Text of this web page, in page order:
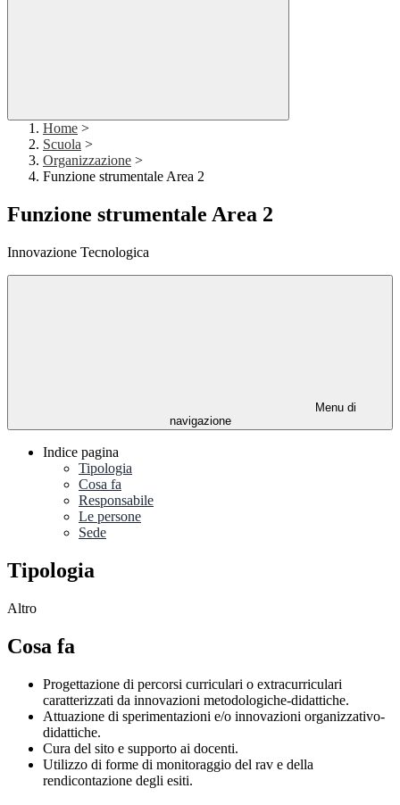
Home >
Scuola >
Organizzazione >
Funzione strumentale Area 2
Funzione strumentale Area 2
Innovazione Tecnologica
Menu di
navigazione
Indice pagina
Tipologia
Cosa fa
Responsabile
Le persone
Sede
Tipologia
Altro
Cosa fa
Progettazione di percorsi curriculari o extracurriculari
caratterizzati da innovazioni metodologiche-didattiche.
Attuazione di sperimentazioni e/o innovazioni organizzativo-
didattiche.
Cura del sito e supporto ai docenti.
Utilizzo di forme di monitoraggio del rav e della
rendicontazione degli esiti.